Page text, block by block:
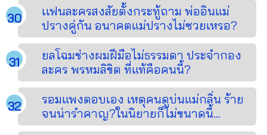
เเฟนละครสงสัยตั้งกระทู้ถาม พ่ออินแม่
ปรางคู่กัน อนาคตแม่ปรางไม่ซวยเหรอ?
ยลโฉมช่างผมฝีมือไม่ธรรมดา ประจำกอง
ละคร พรหมลิขิต ที่แท้คือคนนี้?
รอมแพงตอบเอง เหตุคนดูบ่นแม่กลิ่น ร้าย
จนน่ารำคาญ?ในนิยายก็ไม่ขนาดนี้...